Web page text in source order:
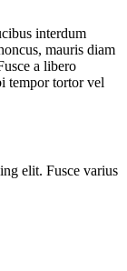
interdum
mauris diam
a libero
tempor tortor vel
elit. Fusce varius